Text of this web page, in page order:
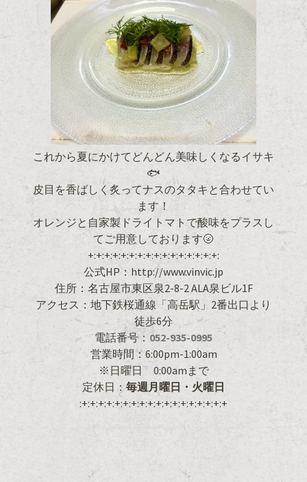
これから夏にかけてどんどん美味しくなるイサキ
🐟
皮目を香ばしく炙ってナスのタタキと合わせてい
ます！
オレンジと自家製ドライトマトで酸味をプラスし
てご用意しております🌝
+:+:+:+:+:+:+:+:+:+:+:+:+:+:+:+:
公式HP：http://www.vinvic.jp
住所：名古屋市東区泉2-8-2 ALA泉ビル1F
アクセス：地下鉄桜通線「高岳駅」2番出口より
徒歩6分
電話番号： 052-935-0995
営業時間：6:00pm-1:00am
※日曜日 0:00amまで
定休日：毎週月曜日・火曜日
:+:+:+:+:+:+:+:+:+:+:+:+:+:+:+:+:+:+